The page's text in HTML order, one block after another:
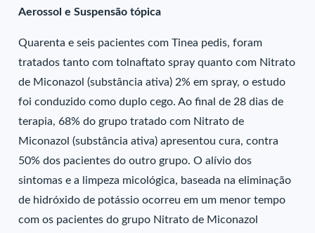
Aerossol e Suspensão tópica
Quarenta e seis pacientes com Tinea pedis, foram
tratados tanto com tolnaftato spray quanto com Nitrato
de Miconazol (substância ativa) 2% em spray, o estudo
foi conduzido como duplo cego. Ao final de 28 dias de
terapia, 68% do grupo tratado com Nitrato de
Miconazol (substância ativa) apresentou cura, contra
50% dos pacientes do outro grupo. O alívio dos
sintomas e a limpeza micológica, baseada na eliminação
de hidróxido de potássio ocorreu em um menor tempo
com os pacientes do grupo Nitrato de Miconazol